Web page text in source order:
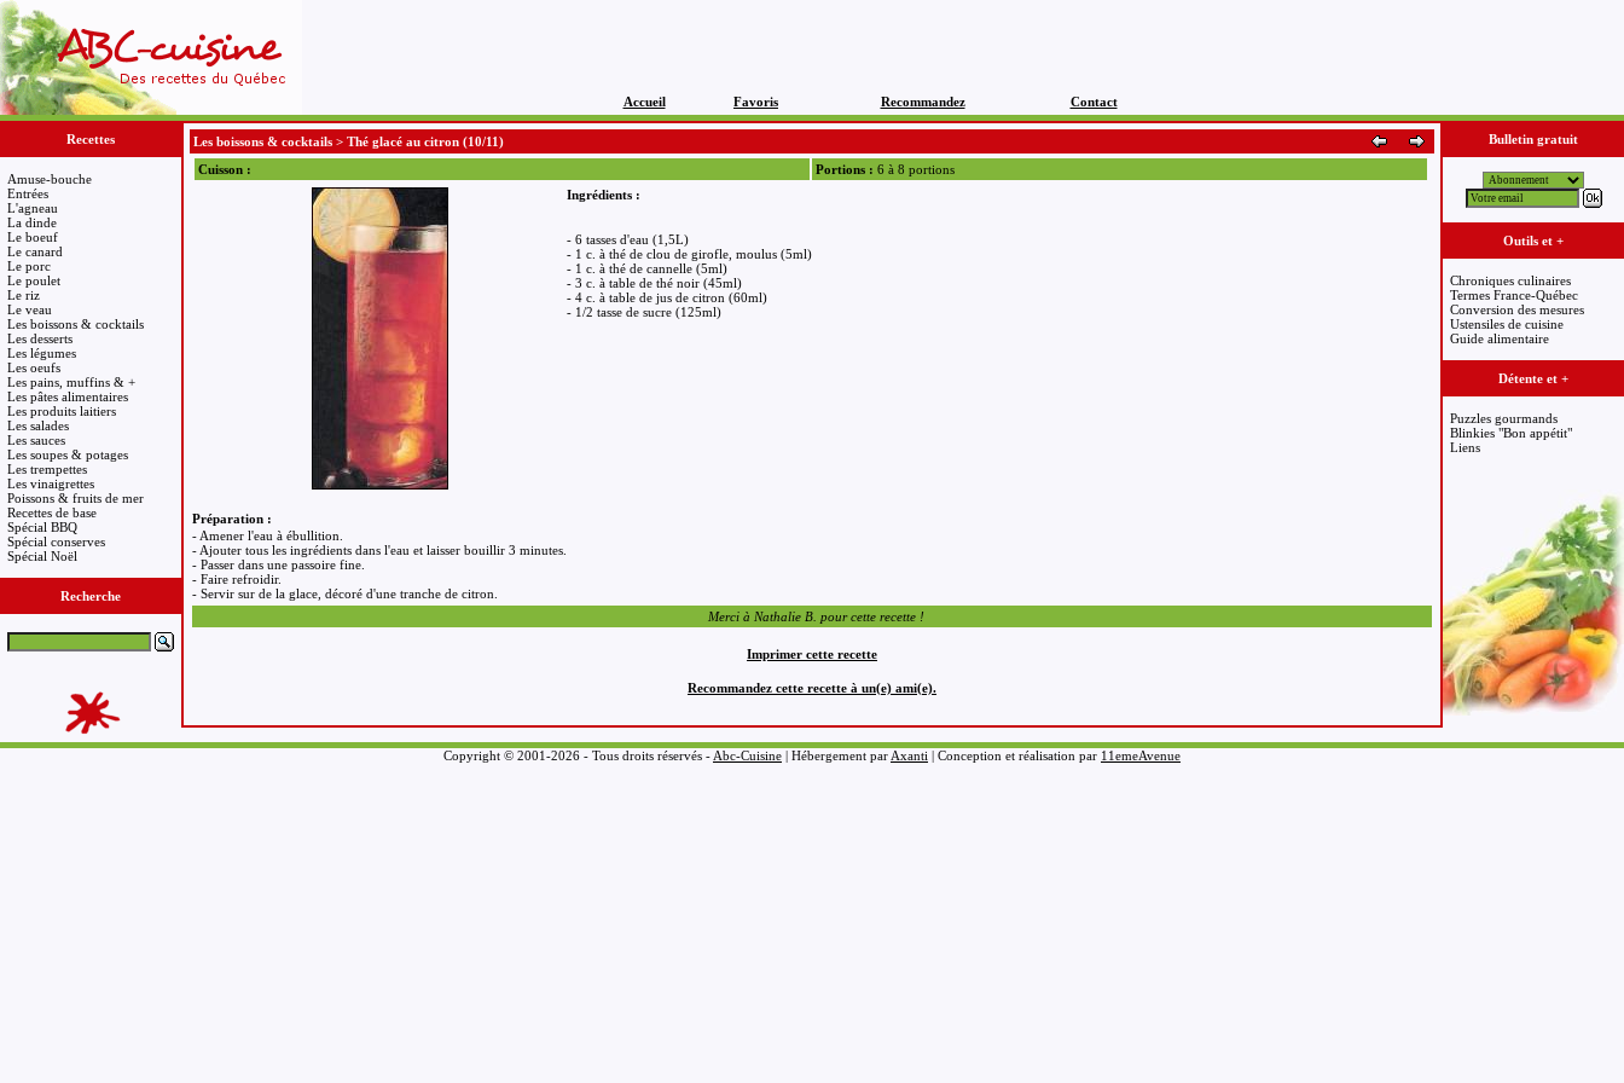
Accueil Favoris Recommandez Contact
Recettes
Amuse-bouche
Entrées
L'agneau
La dinde
Le boeuf
Le canard
Le porc
Le poulet
Le riz
Le veau
Les boissons & cocktails
Les desserts
Les légumes
Les oeufs
Les pains, muffins & +
Les pâtes alimentaires
Les produits laitiers
Les salades
Les sauces
Les soupes & potages
Les trempettes
Les vinaigrettes
Poissons & fruits de mer
Recettes de base
Spécial BBQ
Spécial conserves
Spécial Noël
Recherche
Les boissons & cocktails > Thé glacé au citron (10/11)
Cuisson :
Portions : 6 à 8 portions
Ingrédients :
- 6 tasses d'eau (1,5L)
- 1 c. à thé de clou de girofle, moulus (5ml)
- 1 c. à thé de cannelle (5ml)
- 3 c. à table de thé noir (45ml)
- 4 c. à table de jus de citron (60ml)
- 1/2 tasse de sucre (125ml)
Préparation :
- Amener l'eau à ébullition.
- Ajouter tous les ingrédients dans l'eau et laisser bouillir 3 minutes.
- Passer dans une passoire fine.
- Faire refroidir.
- Servir sur de la glace, décoré d'une tranche de citron.
Merci à Nathalie B. pour cette recette !
Imprimer cette recette
Recommandez cette recette à un(e) ami(e).
Bulletin gratuit
Outils et +
Chroniques culinaires
Termes France-Québec
Conversion des mesures
Ustensiles de cuisine
Guide alimentaire
Détente et +
Puzzles gourmands
Blinkies "Bon appétit"
Liens
Copyright © 2001-2026 - Tous droits réservés - Abc-Cuisine | Hébergement par Axanti | Conception et réalisation par 11emeAvenue